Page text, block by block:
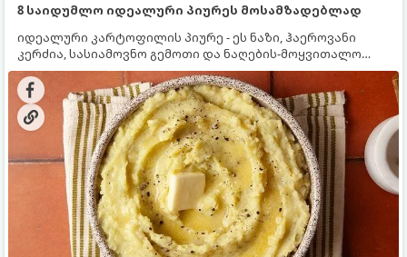
8 საიდუმლო იდეალური პიურეს მოსამზადებლად
იდეალური კარტოფილის პიურე - ეს ნაზი, ჰაეროვანი
კერძია, სასიამოვნო გემოთი და ნაღების-მოყვითალო
ფერით. მისი მომზადება ძალიან მარტივია, მაგრამ
არსებობს რამდენიმე საიდუმლო, რომლებიც უნდა
იცოდეთ, რომ პიურე იდეალურად გემრიელი გამოვიდეს.